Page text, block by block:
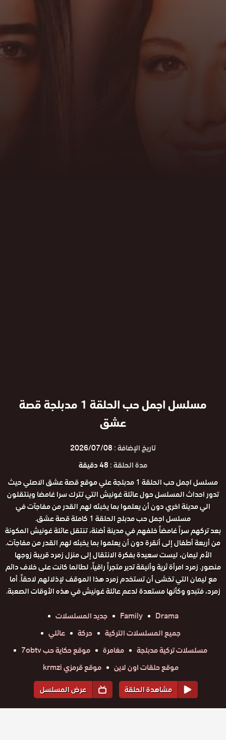
مسلسل اجمل حب الحلقة 1 مدبلجة قصة
عشق
تاريخ الإضافة :2026/07/08
مدة الحلقة :48 دقيقة
مسلسل اجمل حب الحلقة 1 مدبلجة علي موقع قصة عشق الاصلي حيث
تدور احداث المسلسل حول عائلة غونيش التي تترك سرا غامضا وينتقلون
الي مدينة اخري دون أن يعلموا بما يخبئه لهم القدر من مفاجآت في
مسلسل اجمل حب مدبلج الحلقة 1 كاملة قصة عشق.
بعد تركهم سراً غامضاً خلفهم في مدينة أضنة، تنتقل عائلة غونيش المكونة
من أربعة أطفال إلى أنقرة دون أن يعلموا بما يخبئه لهم القدر من مفاجآت.
الأم ليمان، ليست سعيدة بفكرة الانتقال إلى منزل زمرد قريبة زوجها
منصور. زمرد امرأة ثرية وأنيقة تدير متجراً راقياً، لطالما كانت على خلاف دائم
مع ليمان التي تخشى أن تستخدم زمرد هذا الموقف لإذلالهم لاحقاً. أما
زمرد، فتبدو وكأنها مستعدة لدعم عائلة غونيش في هذه الأوقات الصعبة.
Drama
Family
جديد المسلسلات
جميع المسلسلات التركية
حركة
عائلي
مسلسلات تركية مدبلجة
مغامرة
موقع حكاية حب 7obtv
موقع حلقات اون لاين
موقع قرمزي krmzi
مشاهدة الحلقة
عرض المسلسل